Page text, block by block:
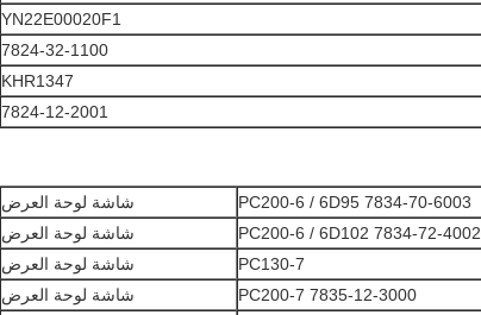
YN22E00020F1
7824-32-1100
KHR1347
7824-12-2001
PC200-6 / 6D95 7834-70-6003
شاشة لوحة العرض
PC200-6 / 6D102 7834-72-4002
شاشة لوحة العرض
PC130-7
شاشة لوحة العرض
PC200-7 7835-12-3000
شاشة لوحة العرض